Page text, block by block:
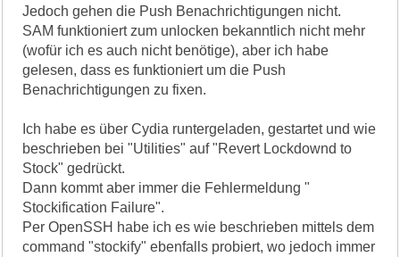
Jedoch gehen die Push Benachrichtigungen nicht.
SAM funktioniert zum unlocken bekanntlich nicht mehr
(wofür ich es auch nicht benötige), aber ich habe
gelesen, dass es funktioniert um die Push
Benachrichtigungen zu fixen.
Ich habe es über Cydia runtergeladen, gestartet und wie
beschrieben bei "Utilities" auf "Revert Lockdownd to
Stock" gedrückt.
Dann kommt aber immer die Fehlermeldung "
Stockification Failure".
Per OpenSSH habe ich es wie beschrieben mittels dem
command "stockify" ebenfalls probiert, wo jedoch immer